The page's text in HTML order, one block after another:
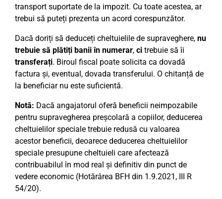
transport suportate de la impozit. Cu toate acestea, ar
trebui să puteți prezenta un acord corespunzător.
Dacă doriți să deduceți cheltuielile de supraveghere, nu
trebuie să plătiți banii în numerar, ci trebuie să îi
transferați. Biroul fiscal poate solicita ca dovadă
factura și, eventual, dovada transferului. O chitanță de
la beneficiar nu este suficientă.
Notă: Dacă angajatorul oferă beneficii neimpozabile
pentru supravegherea preșcolară a copiilor, deducerea
cheltuielilor speciale trebuie redusă cu valoarea
acestor beneficii, deoarece deducerea cheltuielilor
speciale presupune cheltuieli care afectează
contribuabilul în mod real și definitiv din punct de
vedere economic (Hotărârea BFH din 1.9.2021, III R
54/20).